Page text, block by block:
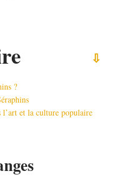
?
l’art et la culture populaire